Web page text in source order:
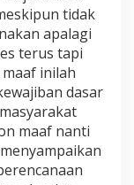
tidak
apalagi
terus tapi
inilah
dasar
maaf nanti